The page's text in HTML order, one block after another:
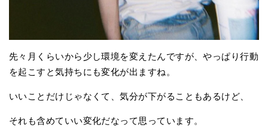
先々月くらいから少し環境を変えたんですが、やっぱり行動
を起こすと気持ちにも変化が出ますね。
いいことだけじゃなくて、気分が下がることもあるけど、
それも含めていい変化だなって思っています。